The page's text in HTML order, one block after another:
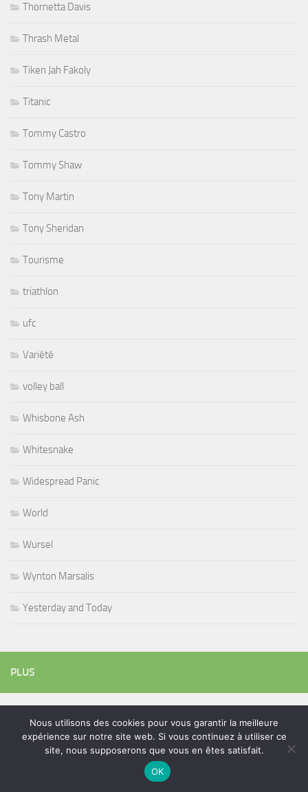
Thornetta Davis
Thrash Metal
Tiken Jah Fakoly
Titanic
Tommy Castro
Tommy Shaw
Tony Martin
Tony Sheridan
Tourisme
triathlon
ufc
Variété
volley ball
Whisbone Ash
Whitesnake
Widespread Panic
World
Wursel
Wynton Marsalis
Yesterday and Today
PLUS
Rechercher :
Nous utilisons des cookies pour vous garantir la meilleure
expérience sur notre site web. Si vous continuez à utiliser ce
site, nous supposerons que vous en êtes satisfait.
OK